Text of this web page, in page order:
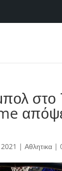
στο
| Αθλητικα|